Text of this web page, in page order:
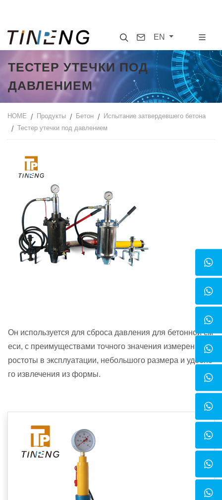
SearchContact
EN
ТЕСТЕР УТЕЧКИ ПОД
ДАВЛЕНИЕМ
HOME Продукты Бетон
Испытание затвердевшего бетона
Тестер утечки под давлением
Он используется для сброса давления для бетонной см
еси, с преимуществами точного значения измерения, п
ростоты в эксплуатации, небольшого размера и удобно
го извлечения из формы.